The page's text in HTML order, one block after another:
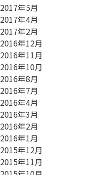
2017年5月
2017年4月
2017年2月
2016年12月
2016年11月
2016年10月
2016年8月
2016年7月
2016年4月
2016年3月
2016年2月
2016年1月
2015年12月
2015年11月